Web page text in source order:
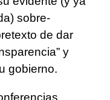
sobre-
de dar
y
gobierno.